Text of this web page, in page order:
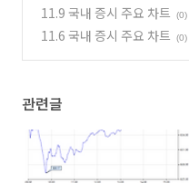
11.9 국내 증시 주요 차트 (0)
11.6 국내 증시 주요 차트 (0)
관련글